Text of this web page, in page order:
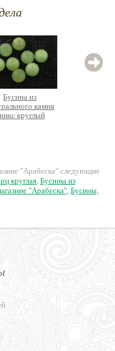
Бусина из
камня
круглый
"Арабеска" следующие
круглая, Бусины из
"Арабеска", Бусины,